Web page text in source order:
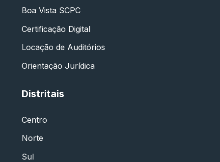
Boa Vista SCPC
Certificação Digital
Locação de Auditórios
Orientação Jurídica
Distritais
Centro
Norte
Sul